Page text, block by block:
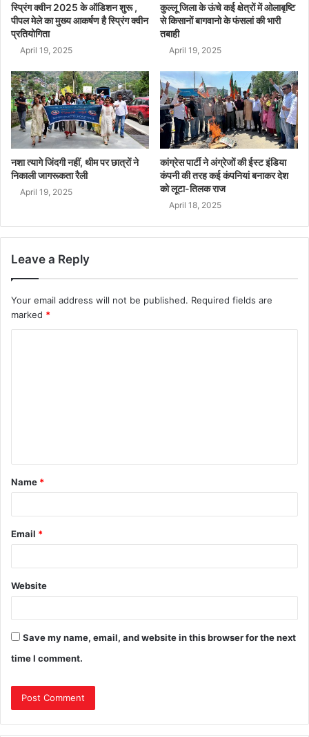
स्प्रिंग क्वीन 2025 के ऑडिशन शुरू ,
पीपल मेले का मुख्य आकर्षण है स्प्रिंग क्वीन
प्रतियोगिता
April 19, 2025
कुल्लू जिला के ऊंचे कई क्षेत्रों में ओलाबृष्टि
से किसानों बागवानो के फंसलां की भारी
तबाही
April 19, 2025
नशा त्यागे जिंदगी नहीं, थीम पर छात्रों ने
निकाली जागरूकता रैली
April 19, 2025
कांग्रेस पार्टी ने अंग्रेजों की ईस्ट इंडिया
कंपनी की तरह कई कंपनियां बनाकर देश
को लूटा-तिलक राज
April 18, 2025
Leave a Reply
Your email address will not be published. Required fields are
marked *
Name *
Email *
Website
Save my name, email, and website in this browser for the next
time I comment.